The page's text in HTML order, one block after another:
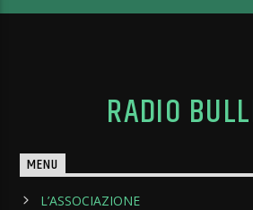
RADIO
MENU
L’ASSOCIAZIONE